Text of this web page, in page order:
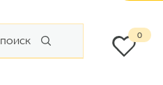
ПОИСК